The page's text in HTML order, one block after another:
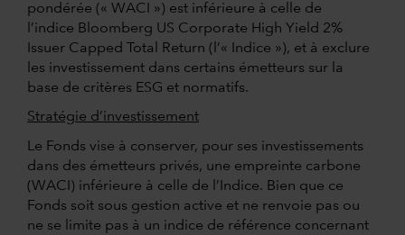
pondérée (« WACI ») est inférieure à celle de
l’indice Bloomberg US Corporate High Yield 2%
Issuer Capped Total Return (l’« Indice »), et à exclure
les investissement dans certains émetteurs sur la
base de critères ESG et normatifs.
Stratégie d’investissement
Le Fonds vise à conserver, pour ses investissements
dans des émetteurs privés, une empreinte carbone
(WACI) inférieure à celle de l’Indice. Bien que ce
Fonds soit sous gestion active et ne renvoie pas ou
ne se limite pas à un indice de référence concernant